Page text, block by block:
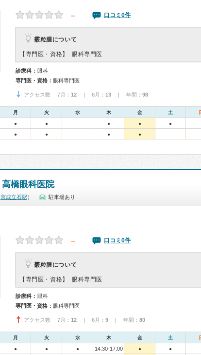
－ 口コミ0件
霰粒腫について
【専門医・資格】 眼科専門医
診療科： 眼科
専門医・資格： 眼科専門医
アクセス数 7月： 12 | 6月： 13 | 年間： 98
月 火 水 木 金 土
● ● ● ● ●
● ● ● ●
高橋眼科医院
京成立石駅 ） 駐車場あり
－ 口コミ0件
霰粒腫について
【専門医・資格】 眼科専門医
診療科： 眼科
専門医・資格： 眼科専門医
アクセス数 7月： 12 | 6月： 9 | 年間： 80
月 火 水 木 金 土
● ● ● 14:30-17:00 ● ●